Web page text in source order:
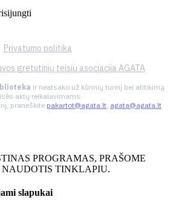
Privatumo politika
gretutinių teisių asociacija AGATA
ir neatsako už kūrinių turinį bei atitikimą
aktų reikalavimams.
praneškite pakartot@agata.lt, agata@agata.lt
PROGRAMAS, PRAŠOME
TINKLAPIU.
slapukai